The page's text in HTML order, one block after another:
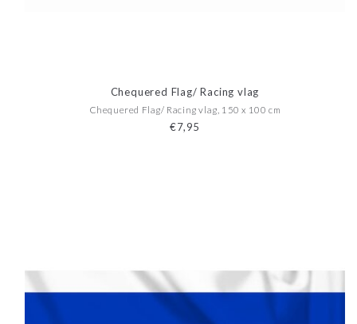
Chequered Flag/ Racing vlag
Chequered Flag/ Racing vlag, 150 x 100 cm
€7,95